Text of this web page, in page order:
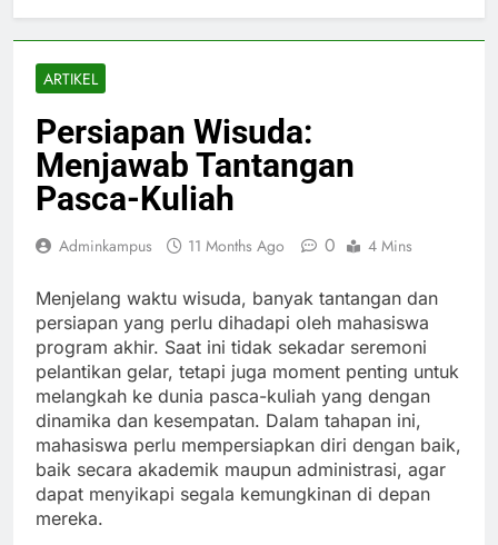
ARTIKEL
Persiapan Wisuda:
Menjawab Tantangan
Pasca-Kuliah
Adminkampus 11 Months Ago 0 4 Mins
Menjelang waktu wisuda, banyak tantangan dan
persiapan yang perlu dihadapi oleh mahasiswa
program akhir. Saat ini tidak sekadar seremoni
pelantikan gelar, tetapi juga moment penting untuk
melangkah ke dunia pasca-kuliah yang dengan
dinamika dan kesempatan. Dalam tahapan ini,
mahasiswa perlu mempersiapkan diri dengan baik,
baik secara akademik maupun administrasi, agar
dapat menyikapi segala kemungkinan di depan
mereka.